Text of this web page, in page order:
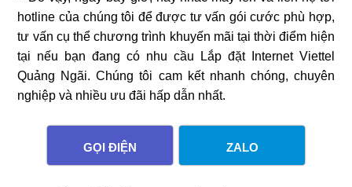
hotline của chúng tôi để được tư vấn gói cước phù hợp,
tư vấn cụ thể chương trình khuyến mãi tại thời điểm hiện
tại nếu bạn đang có nhu cầu Lắp đặt Internet Viettel
Quảng Ngãi. Chúng tôi cam kết nhanh chóng, chuyên
nghiệp và nhiều ưu đãi hấp dẫn nhất.
GỌI ĐIỆN ZALO